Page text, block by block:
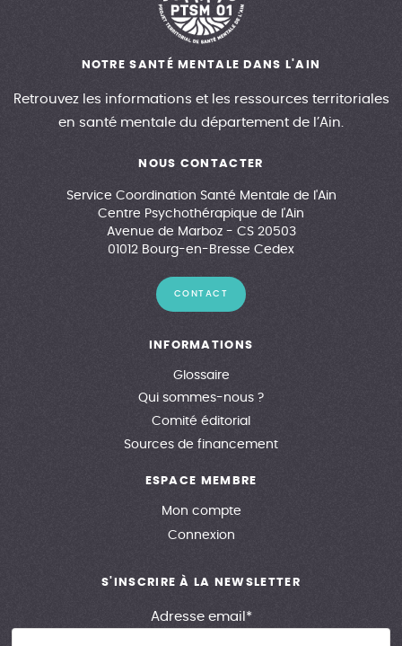
NOTRE SANTÉ MENTALE DANS L'AIN
Retrouvez les informations et les ressources territoriales
en santé mentale du département de l’Ain.
NOUS CONTACTER
Service Coordination Santé Mentale de l'Ain
Centre Psychothérapique de l'Ain
Avenue de Marboz - CS 20503
01012 Bourg-en-Bresse Cedex
CONTACT
INFORMATIONS
Glossaire
Qui sommes-nous ?
Comité éditorial
Sources de financement
ESPACE MEMBRE
Mon compte
Connexion
S'INSCRIRE À LA NEWSLETTER
Adresse email*